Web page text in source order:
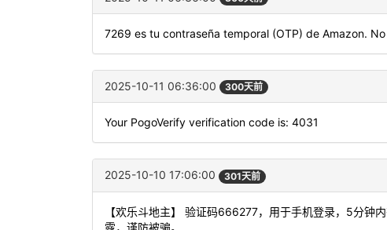
7269 es tu contraseña temporal (OTP) de Amazon.
2025-10-11 06:36:00 300天前
Your PogoVerify verification code is: 4031
2025-10-10 17:06:00 301天前
【欢乐斗地主】 验证码666277，用于手机登录，5分钟
露，谨防被骗。